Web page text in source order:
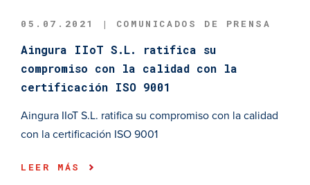
05.07.2021 | COMUNICADOS DE PRENSA
Aingura IIoT S.L. ratifica su
compromiso con la calidad con la
certificación ISO 9001
Aingura IIoT S.L. ratifica su compromiso con la calidad
con la certificación ISO 9001
LEER MÁS